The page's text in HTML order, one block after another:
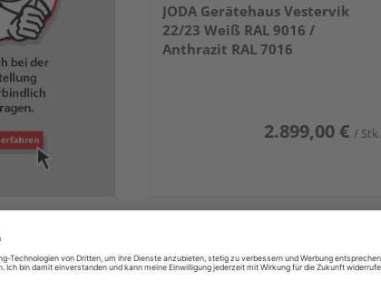
JODA Gerätehaus Vestervik
22/23 Weiß RAL 9016 /
Anthrazit RAL 7016
2.899,00 € / Stk.